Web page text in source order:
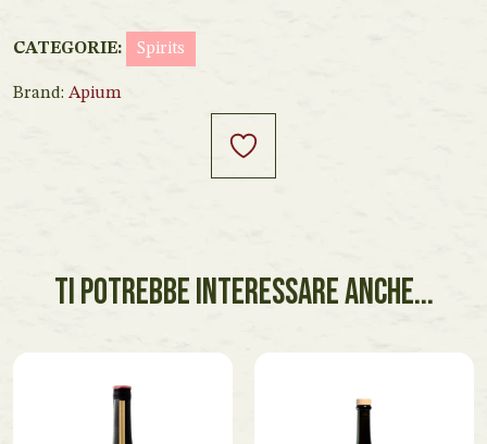
CATEGORIE: Spirits
Brand: Apium
TI POTREBBE INTERESSARE ANCHE...